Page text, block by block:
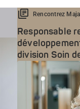
Rencontrez
Responsable
division Soin